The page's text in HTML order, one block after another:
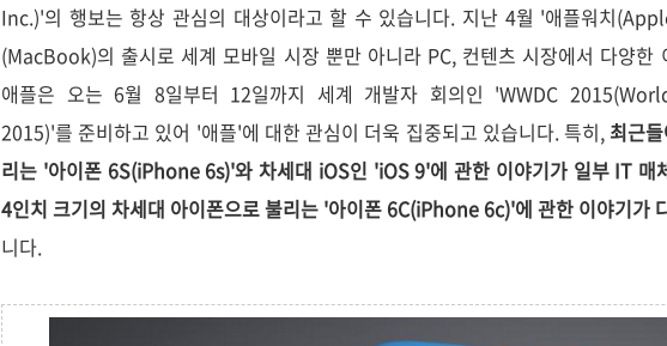
Inc.)'의 행보는 항상 관심의 대상이라고 할 수 있습니다. 지난 4월 '애플워치
(MacBook)의 출시로 세계 모바일 시장 뿐만 아니라 PC, 컨텐츠 시장에서 다양한
애플은 오는 6월 8일부터 12일까지 세계 개발자 회의인 'WWDC
2015)'를 준비하고 있어 '애플'에 대한 관심이 더욱 집중되고 있습니다. 특히, 최근
리는 '아이폰 6S(iPhone 6s)'와 차세대 iOS인 'iOS 9'에 관한 이야기가 일부 IT 매
4인치 크기의 차세대 아이폰으로 불리는 '아이폰 6C(iPhone 6c)'에 관한 이야기가
니다.